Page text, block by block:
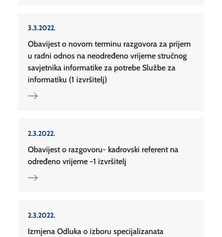
3.3.2022.
Obavijest o novom terminu razgovora za prijem
u radni odnos na neodređeno vrijeme stručnog
savjetnika informatike za potrebe Službe za
informatiku (1 izvršitelj)
2.3.2022.
Obavijest o razgovoru- kadrovski referent na
određeno vrijeme -1 izvršitelj
2.3.2022.
Izmjena Odluka o izboru specijalizanata